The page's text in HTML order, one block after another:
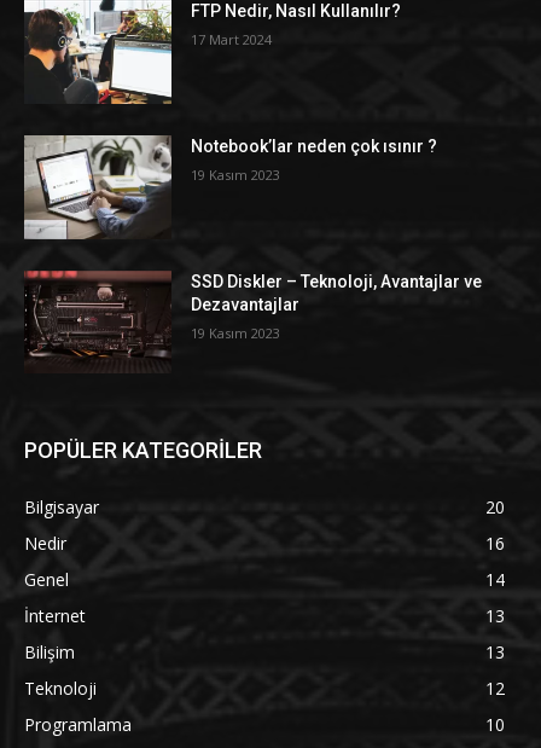
FTP Nedir, Nasıl Kullanılır?
17 Mart 2024
Notebook’lar neden çok ısınır ?
19 Kasım 2023
SSD Diskler – Teknoloji, Avantajlar ve
Dezavantajlar
19 Kasım 2023
POPÜLER KATEGORİLER
Bilgisayar
20
Nedir
16
Genel
14
İnternet
13
Bilişim
13
Teknoloji
12
Programlama
10